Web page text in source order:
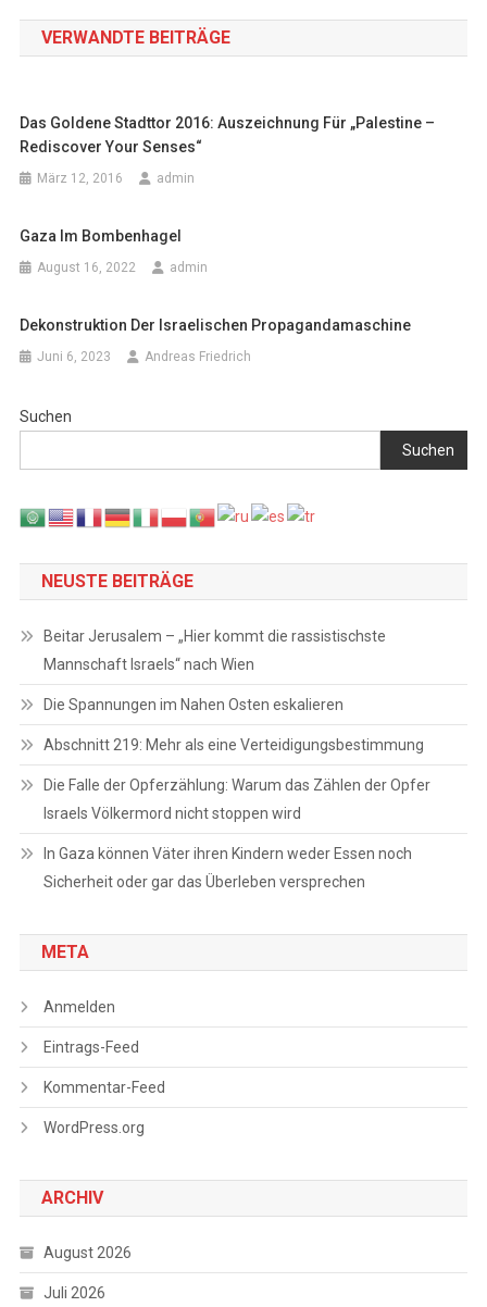
VERWANDTE BEITRÄGE
Das Goldene Stadttor 2016: Auszeichnung Für „Palestine –
Rediscover Your Senses“
März 12, 2016 admin
Gaza Im Bombenhagel
August 16, 2022 admin
Dekonstruktion Der Israelischen Propagandamaschine
Juni 6, 2023 Andreas Friedrich
Suchen
Suchen
NEUSTE BEITRÄGE
Beitar Jerusalem – „Hier kommt die rassistischste
Mannschaft Israels“ nach Wien
Die Spannungen im Nahen Osten eskalieren
Abschnitt 219: Mehr als eine Verteidigungsbestimmung
Die Falle der Opferzählung: Warum das Zählen der Opfer
Israels Völkermord nicht stoppen wird
In Gaza können Väter ihren Kindern weder Essen noch
Sicherheit oder gar das Überleben versprechen
META
Anmelden
Eintrags-Feed
Kommentar-Feed
WordPress.org
ARCHIV
August 2026
Juli 2026